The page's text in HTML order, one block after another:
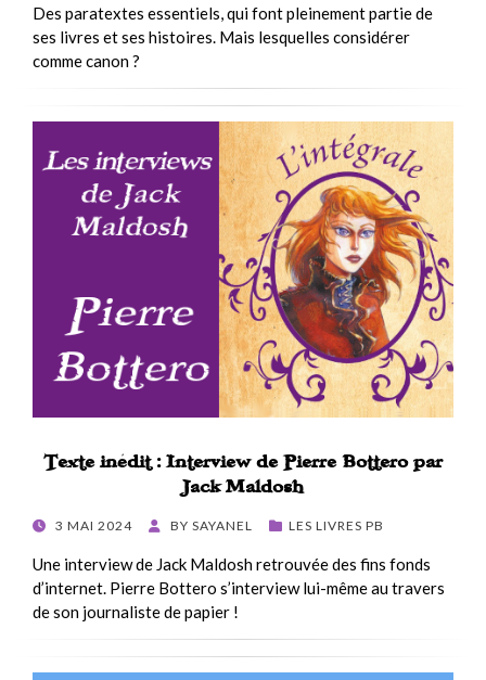
Des paratextes essentiels, qui font pleinement partie de
ses livres et ses histoires. Mais lesquelles considérer
comme canon ?
Texte inédit : Interview de Pierre Bottero par
Jack Maldosh
POSTED
3 MAI 2024 BY SAYANEL LES LIVRES PB
Une interview de Jack Maldosh retrouvée des fins fonds
d’internet. Pierre Bottero s’interview lui-même au travers
de son journaliste de papier !